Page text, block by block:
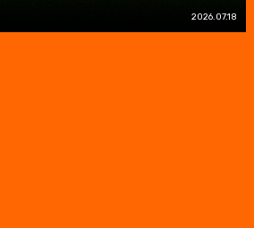
2026.07.18